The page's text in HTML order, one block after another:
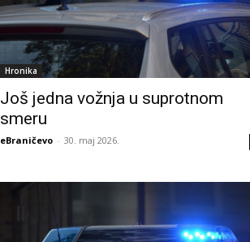
Hronika
Još jedna vožnja u suprotnom
smeru
eBraničevo - 30. maj 2026.